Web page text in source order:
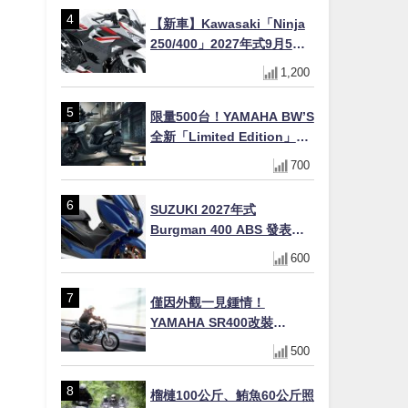
【新車】Kawasaki「Ninja
250/400」2027年式9月5日
日本發售！新塗裝登場×價格
不變×輔助滑動式離合器
1,200
限量500台！YAMAHA BW’S
全新「Limited Edition」都
市探索限定色 GOOPiMADE
聯名包同步登場
700
SUZUKI 2027年式
Burgman 400 ABS 發表！
8/18日本上市、支援E10汽油
售價98萬100日圓
600
僅因外觀一見鍾情！
YAMAHA SR400改裝
Tracker風格｜ 女車主的機車
人生蛻變記
500
榴槤100公斤、鮪魚60公斤照